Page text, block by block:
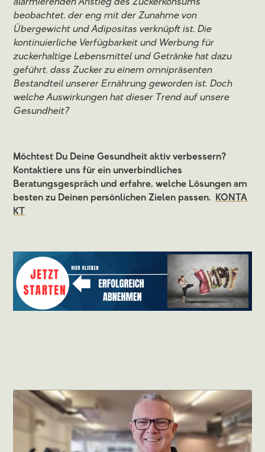
alarmierenden Anstieg des Zuckerkonsums
beobachtet, der eng mit der Zunahme von
Übergewicht und Adipositas verknüpft ist. Die
kontinuierliche Verfügbarkeit und Werbung für
zuckerhaltige Lebensmittel und Getränke hat dazu
geführt, dass Zucker zu einem omnipräsenten
Bestandteil unserer Ernährung geworden ist. Doch
welche Auswirkungen hat dieser Trend auf unsere
Gesundheit?
Möchtest Du Deine Gesundheit aktiv verbessern?
Kontaktiere uns für ein unverbindliches
Beratungsgespräch und erfahre, welche Lösungen am
besten zu Deinen persönlichen Zielen passen. KONTA
KT